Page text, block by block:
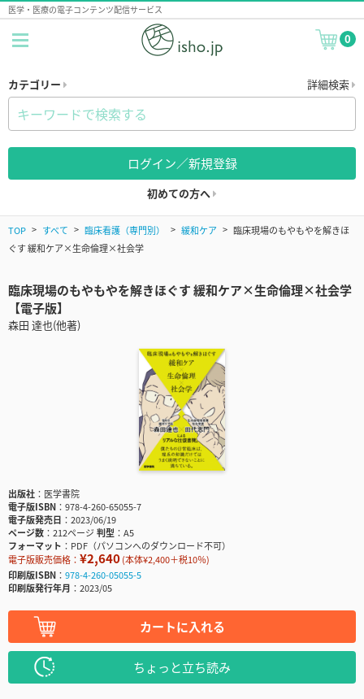
医学・医療の電子コンテンツ配信サービス
0
カテゴリー 詳細検索
ログイン／新規登録
初めての方へ
TOP すべて 臨床看護（専門別） 緩和ケア
臨床現場のもやもやを解きほ
ぐす 緩和ケア×生命倫理×社会学
臨床現場のもやもやを解きほぐす 緩和ケア×生命倫理×社会学
【電子版】
森田 達也(他著)
出版社
医学書院
電子版ISBN
978-4-260-65055-7
電子版発売日
2023/06/19
ページ数
212ページ判型
A5
フォーマット
PDF（パソコンへのダウンロード不可）
電子版販売価格： ¥2,640(本体¥2,400＋税10％)
印刷版ISBN
978-4-260-05055-5
印刷版発行年月
2023/05
カートに入れる
ちょっと立ち読み